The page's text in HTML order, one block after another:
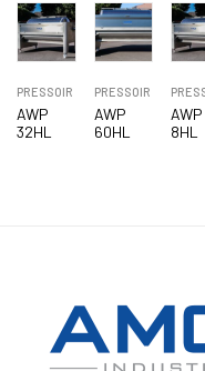
PRESSOIR
AWP
32HL
PRESSOIR
AWP
60HL
AWP
8HL